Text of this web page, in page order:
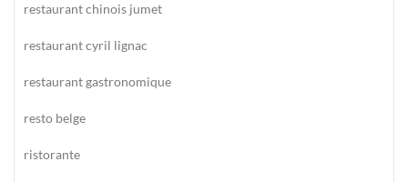
restaurant chinois jumet
restaurant cyril lignac
restaurant gastronomique
resto belge
ristorante